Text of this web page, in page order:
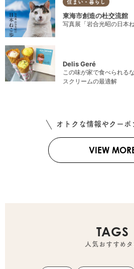
住まい・暮らし
東海市創造の杜交流館
写真展「岩合光昭の日本
Delis Geré
この味が家で食べられる
スクリームの最適解
オトクな情報やクーポ
VIEW
TAGS
人気おすすめタ